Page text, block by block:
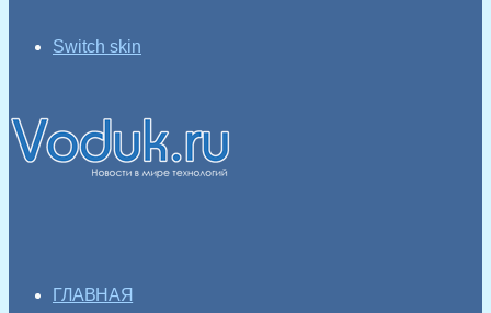
Switch skin
ГЛАВНАЯ